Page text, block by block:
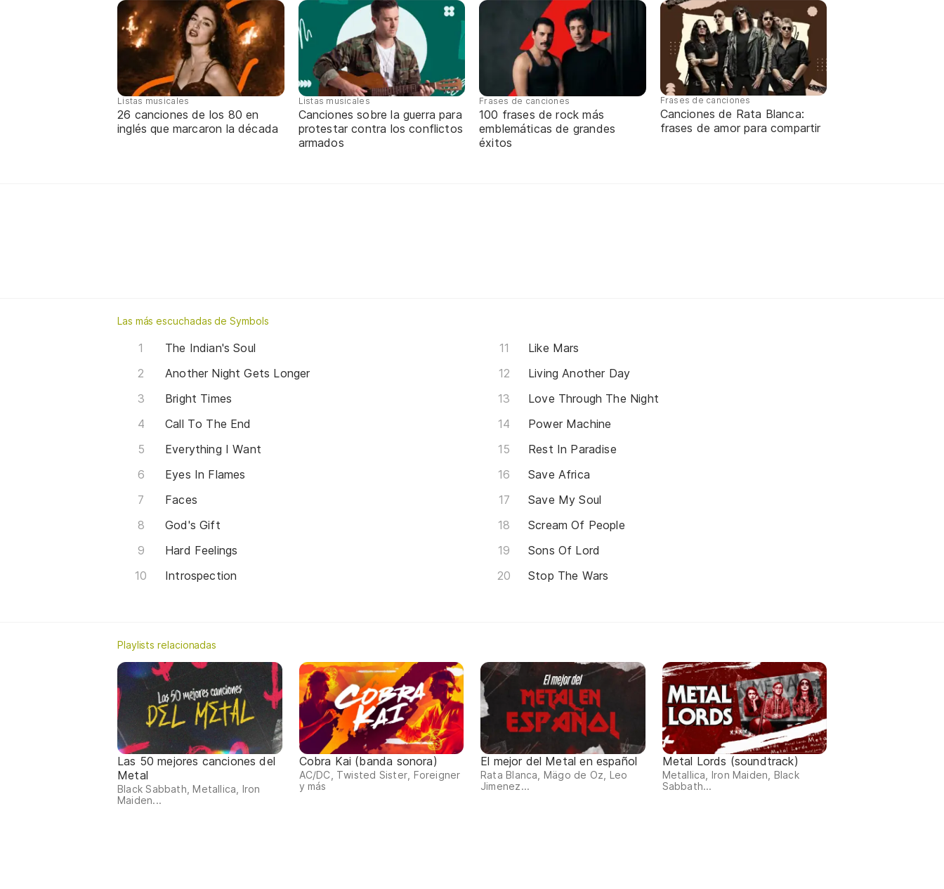
Listas musicales
26 canciones de los 80 en
inglés que marcaron la década
Listas musicales
Canciones sobre la guerra para
protestar contra los conflictos
armados
Frases de canciones
100 frases de rock más
emblemáticas de grandes
éxitos
Frases de canciones
Canciones de Rata Blanca:
frases de amor para compartir
Las más escuchadas de Symbols
The Indian's Soul
Another Night Gets Longer
Bright Times
Call To The End
Everything I Want
Eyes In Flames
Faces
God's Gift
Hard Feelings
Introspection
Like Mars
Living Another Day
Love Through The Night
Power Machine
Rest In Paradise
Save Africa
Save My Soul
Scream Of People
Sons Of Lord
Stop The Wars
Playlists relacionadas
Las 50 mejores canciones del
Metal
Black Sabbath, Metallica, Iron
Maiden...
Cobra Kai (banda sonora)
AC/DC, Twisted Sister, Foreigner
y más
El mejor del Metal en español
Rata Blanca, Mägo de Oz, Leo
Jimenez...
Metal Lords (soundtrack)
Metallica, Iron Maiden, Black
Sabbath...